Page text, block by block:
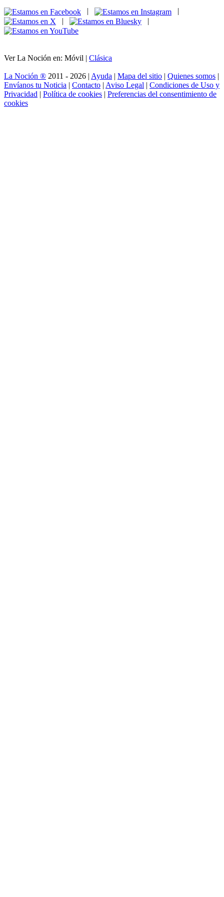
|
|
|
|
Ver La Noción en: Móvil | Clásica
La Noción ® 2011 - 2026 | Ayuda | Mapa del sitio | Quienes somos |
Envíanos tu Noticia | Contacto | Aviso Legal | Condiciones de Uso y
Privacidad | Política de cookies | Preferencias del consentimiento de
cookies